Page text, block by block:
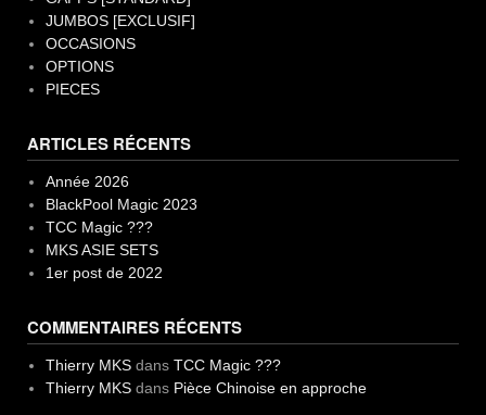
JUMBOS [EXCLUSIF]
OCCASIONS
OPTIONS
PIECES
ARTICLES RÉCENTS
Année 2026
BlackPool Magic 2023
TCC Magic ???
MKS ASIE SETS
1er post de 2022
COMMENTAIRES RÉCENTS
Thierry MKSdans TCC Magic ???
Thierry MKSdans Pièce Chinoise en approche